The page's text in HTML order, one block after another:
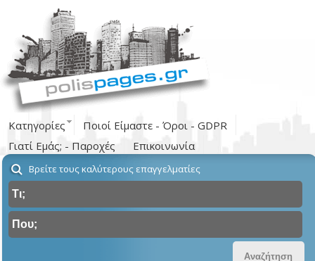
Κατηγορίες
Ποιοί Είμαστε - Όροι - GDPR
Γιατί Εμάς; - Παροχές
Επικοινωνία
Βρείτε τους καλύτερους επαγγελματίες